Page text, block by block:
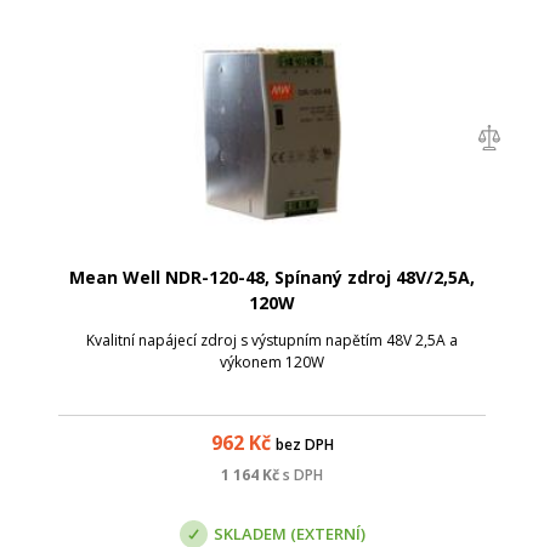
Mean Well NDR-120-48, Spínaný zdroj 48V/2,5A,
120W
Kvalitní napájecí zdroj s výstupním napětím 48V 2,5A a
výkonem 120W
962Kč bez DPH
1 164 Kčs DPH
SKLADEM (EXTERNÍ)